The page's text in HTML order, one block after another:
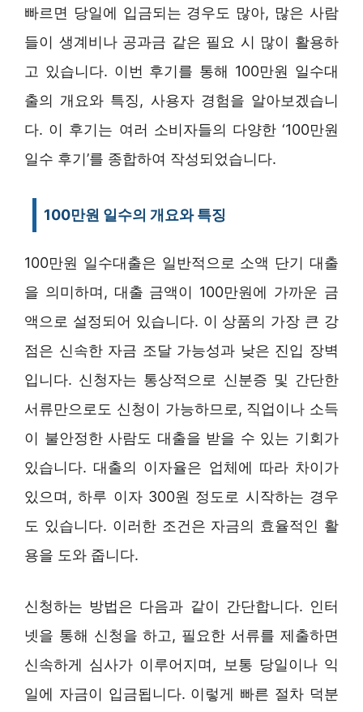
빠르면 당일에 입금되는 경우도 많아, 많은 사람
들이 생계비나 공과금 같은 필요 시 많이 활용하
고 있습니다. 이번 후기를 통해 100만원 일수대
출의 개요와 특징, 사용자 경험을 알아보겠습니
다. 이 후기는 여러 소비자들의 다양한 ‘100만원
일수 후기’를 종합하여 작성되었습니다.
100만원 일수의 개요와 특징
100만원 일수대출은 일반적으로 소액 단기 대출
을 의미하며, 대출 금액이 100만원에 가까운 금
액으로 설정되어 있습니다. 이 상품의 가장 큰 강
점은 신속한 자금 조달 가능성과 낮은 진입 장벽
입니다. 신청자는 통상적으로 신분증 및 간단한
서류만으로도 신청이 가능하므로, 직업이나 소득
이 불안정한 사람도 대출을 받을 수 있는 기회가
있습니다. 대출의 이자율은 업체에 따라 차이가
있으며, 하루 이자 300원 정도로 시작하는 경우
도 있습니다. 이러한 조건은 자금의 효율적인 활
용을 도와 줍니다.
신청하는 방법은 다음과 같이 간단합니다. 인터
넷을 통해 신청을 하고, 필요한 서류를 제출하면
신속하게 심사가 이루어지며, 보통 당일이나 익
일에 자금이 입금됩니다. 이렇게 빠른 절차 덕분